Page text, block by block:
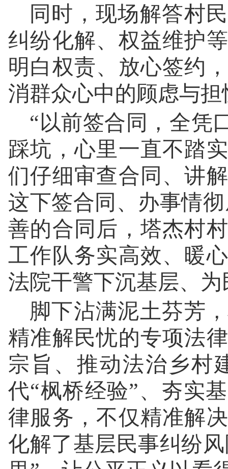
同时，现场解答村
纠纷化解、权益维护
明白权责、放心签约
消群众心中的顾虑与担
“以前签合同，全凭
踩坑，心里一直不踏
们仔细审查合同、讲
这下签合同、办事情
善的合同后，塔杰村
工作队务实高效、暖
法院干警下沉基层、
脚下沾满泥土芬芳
精准解民忧的专项法
宗旨、推动法治乡村
代“枫桥经验”、夯实
律服务，不仅精准解
化解了基层民事纠纷